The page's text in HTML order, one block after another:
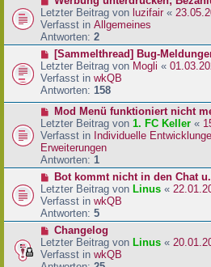
a
g
B
e
i
t
a
g
e
u
e
r
B
e
i
t
a
g
Letzter Beitrag von luzifair «
Verfasst in Allgemeines
Antworten: 2
N
e
u
e
r
B
e
i
t
r
a
g
[Sammelthread] Bug-
Letzter Beitrag von Mogli «
Verfasst in wkQB
Antworten: 158
N
e
u
e
r
B
e
i
t
r
a
g
Mod Menü funktioniert nicht
Letzter Beitrag von 1. FC Keller «
Verfasst in Individuelle
Erweiterungen
Antworten: 1
N
e
u
e
r
B
e
i
Bot kommt nicht in den Chat
Letzter Beitrag von Linus «
Verfasst in wkQB
Antworten: 5
N
e
u
Changelog
Letzter Beitrag von Linus «
Verfasst in wkQB